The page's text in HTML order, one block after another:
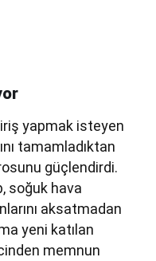
yapmak isteyen
tamamladıktan
güçlendirdi.
soğuk hava
aksatmadan
yeni katılan
memnun